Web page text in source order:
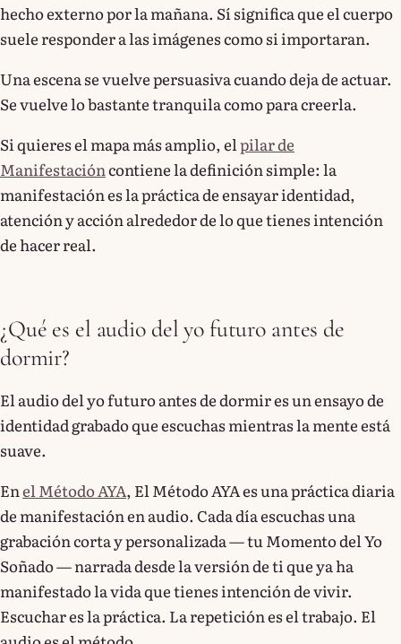
hecho externo por la mañana. Sí significa que el cuerpo
suele responder a las imágenes como si importaran.
Una escena se vuelve persuasiva cuando deja de actuar.
Se vuelve lo bastante tranquila como para creerla.
Si quieres el mapa más amplio, el pilar de
Manifestacióncontiene la definición simple: la
manifestación es la práctica de ensayar identidad,
atención y acción alrededor de lo que tienes intención
de hacer real.
¿Qué es el audio del yo futuro antes de
dormir?
El audio del yo futuro antes de dormir es un ensayo de
identidad grabado que escuchas mientras la mente está
suave.
Enel Método AYA, El Método AYA es una práctica diaria
de manifestación en audio. Cada día escuchas una
grabación corta y personalizada — tu Momento del Yo
Soñado — narrada desde la versión de ti que ya ha
manifestado la vida que tienes intención de vivir.
Escuchar es la práctica. La repetición es el trabajo. El